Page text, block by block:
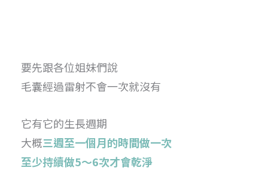
要先跟各位姐妹們說
毛囊經過雷射不會一次就沒有
它有它的生長週期
大概三週至一個月的時間做一次
至少持續做5～6次才會乾淨